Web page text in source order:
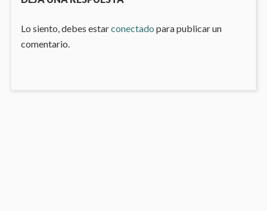
Lo siento, debes estarconectado para publicar un
comentario.